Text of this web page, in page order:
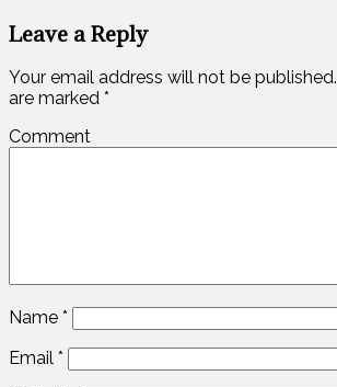
Leave a Reply
Your email address will not be published.
are marked *
Comment
Name *
Email *